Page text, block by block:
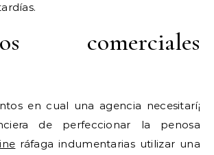
comerciales
en cual una agencia necesitarí¡
de perfeccionar la penosa
ráfaga indumentarias utilizar una